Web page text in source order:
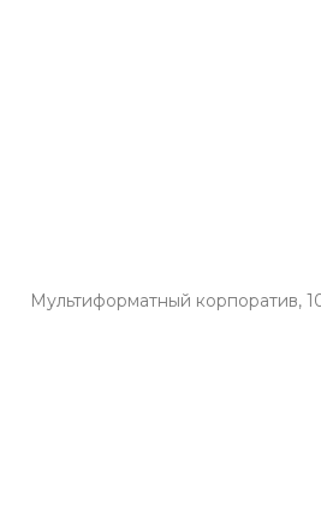
Мультиформатный корпоратив,